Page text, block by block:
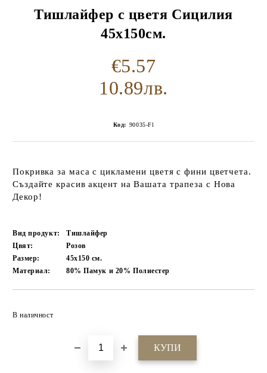
Тишлайфер с цветя Сицилия
45х150см.
€5.57
10.89лв.
Код: 90035-Fl
Покривка за маса с цикламени цветя с фини цветчета.
Създайте красив акцент на Вашата трапеза с Нова
Декор!
Вид продукт:
Тишлайфер
Цвят:
Розов
Размер:
45х150 см.
Материал:
80% Памук и 20% Полиестер
В наличност